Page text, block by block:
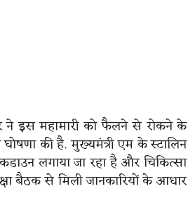
इस महामारी को फैलने से रोकने के
की है. मुख्यमंत्री एम के स्टालिन
लगाया जा रहा है और चिकित्सा
बैठक से मिली जानकारियों के आधार